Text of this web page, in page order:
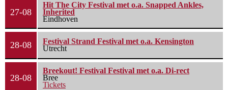
27-08
Hit The City Festival met o.a. Snapped Ankles,
Inherited
Eindhoven
28-08
Festival Strand Festival met o.a. Kensington
Utrecht
28-08
Breekout! Festival Festival met o.a. Di-rect
Bree
Tickets